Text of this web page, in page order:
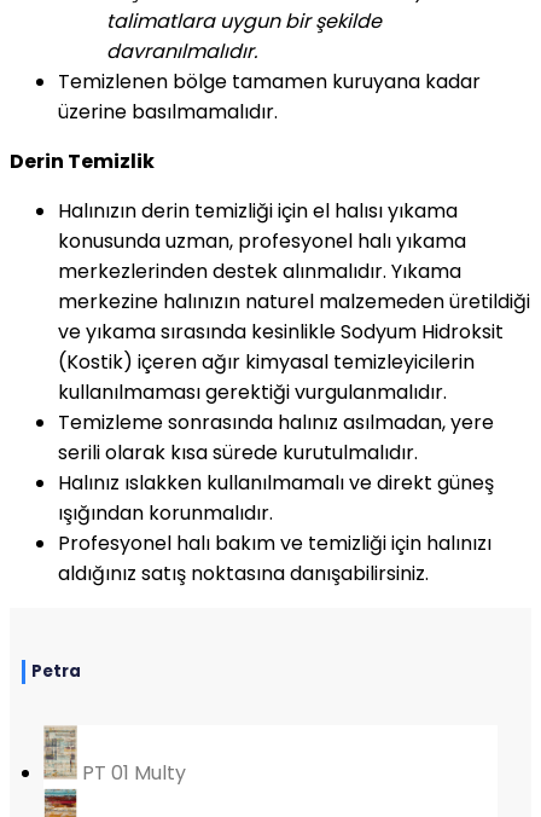
talimatlara uygun bir şekilde
davranılmalıdır.
Temizlenen bölge tamamen kuruyana kadar
üzerine basılmamalıdır.
Derin Temizlik
Halınızın derin temizliği için el halısı yıkama
konusunda uzman, profesyonel halı yıkama
merkezlerinden destek alınmalıdır. Yıkama
merkezine halınızın naturel malzemeden üretildiği
ve yıkama sırasında kesinlikle Sodyum Hidroksit
(Kostik) içeren ağır kimyasal temizleyicilerin
kullanılmaması gerektiği vurgulanmalıdır.
Temizleme sonrasında halınız asılmadan, yere
serili olarak kısa sürede kurutulmalıdır.
Halınız ıslakken kullanılmamalı ve direkt güneş
ışığından korunmalıdır.
Profesyonel halı bakım ve temizliği için halınızı
aldığınız satış noktasına danışabilirsiniz.
Petra
PT 01 Multy